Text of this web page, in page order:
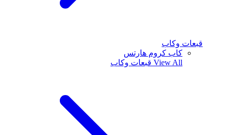
قبعات وكاب
كاب كروم هارتس
View All قبعات وكاب